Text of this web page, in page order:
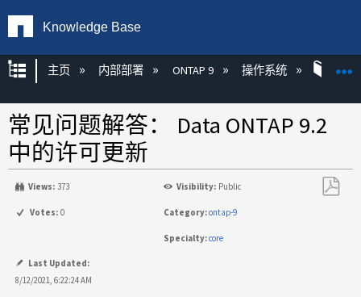
Knowledge Base
扩展/隐缩全局层次
主页 内部部署 ONTAP 9 操作系统
常见问题解答： Data ONTAP 9.2
中的许可更新
Views: 373 Visibility: Public
Votes: 0 Category:ontap-9
Specialty:core
Last Updated:
8/12/2021, 6:22:24 AM